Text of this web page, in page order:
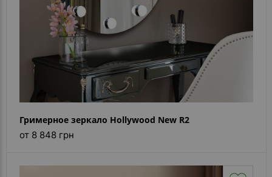
Гримерное зеркало Hollywood New R2
от 8 848 грн